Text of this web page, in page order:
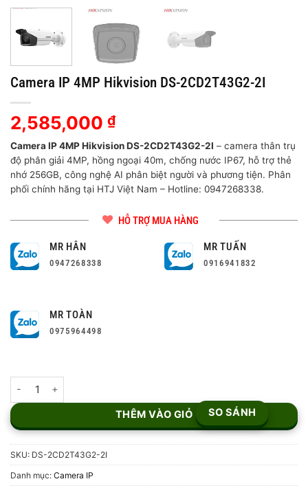
Camera IP 4MP Hikvision DS-2CD2T43G2-2I
2,585,000 ₫
Camera IP 4MP Hikvision DS-2CD2T43G2-2I – camera thân trụ
độ phân giải 4MP, hồng ngoại 40m, chống nước IP67, hỗ trợ thẻ
nhớ 256GB, công nghệ AI phân biệt người và phương tiện. Phân
phối chính hãng tại HTJ Việt Nam – Hotline: 0947268338.
HỖ TRỢ MUA HÀNG
MR HÂN
0947268338
MR TUẤN
0916941832
MR TOÀN
0975964498
THÊM VÀO GIỎ SO SÁNH
SKU: DS-2CD2T43G2-2I
Danh mục: Camera IP